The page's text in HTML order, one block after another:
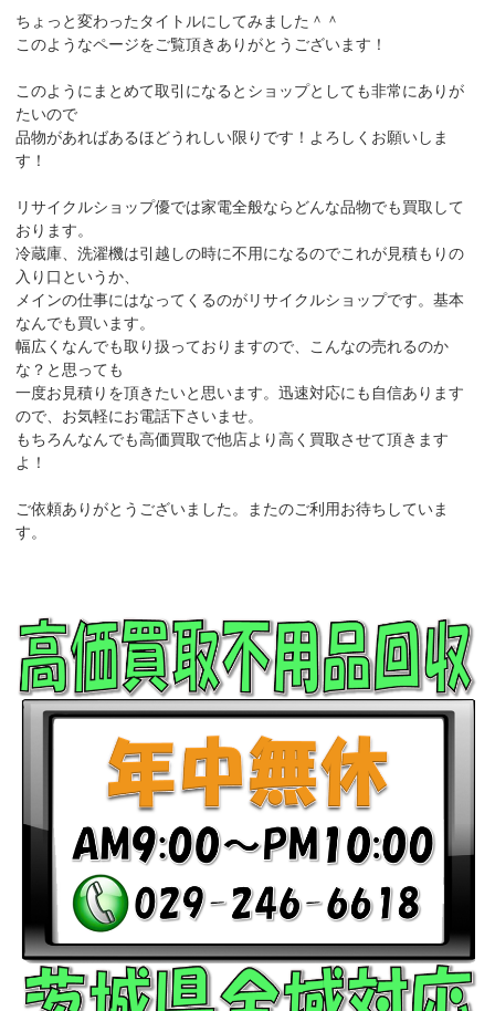
ちょっと変わったタイトルにしてみました＾＾
このようなページをご覧頂きありがとうございます！
このようにまとめて取引になるとショップとしても非常にありが
たいので
品物があればあるほどうれしい限りです！よろしくお願いしま
す！
リサイクルショップ優では家電全般ならどんな品物でも買取して
おります。
冷蔵庫、洗濯機は引越しの時に不用になるのでこれが見積もりの
入り口というか、
メインの仕事にはなってくるのがリサイクルショップです。基本
なんでも買います。
幅広くなんでも取り扱っておりますので、こんなの売れるのか
な？と思っても
一度お見積りを頂きたいと思います。迅速対応にも自信あります
ので、お気軽にお電話下さいませ。
もちろんなんでも高価買取で他店より高く買取させて頂きます
よ！
ご依頼ありがとうございました。またのご利用お待ちしていま
す。